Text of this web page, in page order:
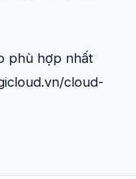
phù hợp nhất
cloud-